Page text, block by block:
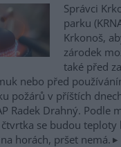
Správci
parku
Krkonoš,
zárodek
také před
nebo před
požárů v příštích
Radek Drahný. Podle
se budou
horách, pršet nemá.